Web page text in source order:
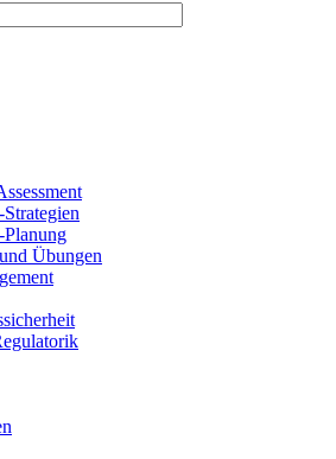
Übungen